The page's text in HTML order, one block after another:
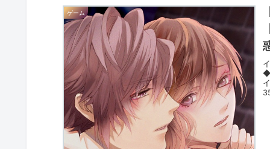
ゲーム
◆